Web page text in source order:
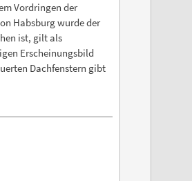
Vordringen der
Habsburg wurde der
ist, gilt als
Erscheinungsbild
Dachfenstern gibt